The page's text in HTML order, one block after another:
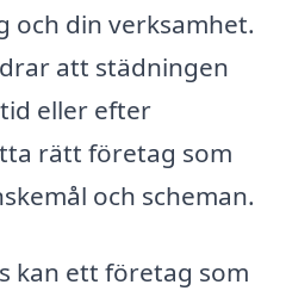
och din verksamhet.
att städningen
eller efter
rätt företag som
och scheman.
kan ett företag som